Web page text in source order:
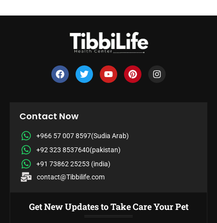
Contact Now
+966 57 007 8597(Sudia Arab)
+92 323 8537640(pakistan)
+91 73862 25253 (india)
contact@Tibbilife.com
Get New Updates to Take Care Your Pet